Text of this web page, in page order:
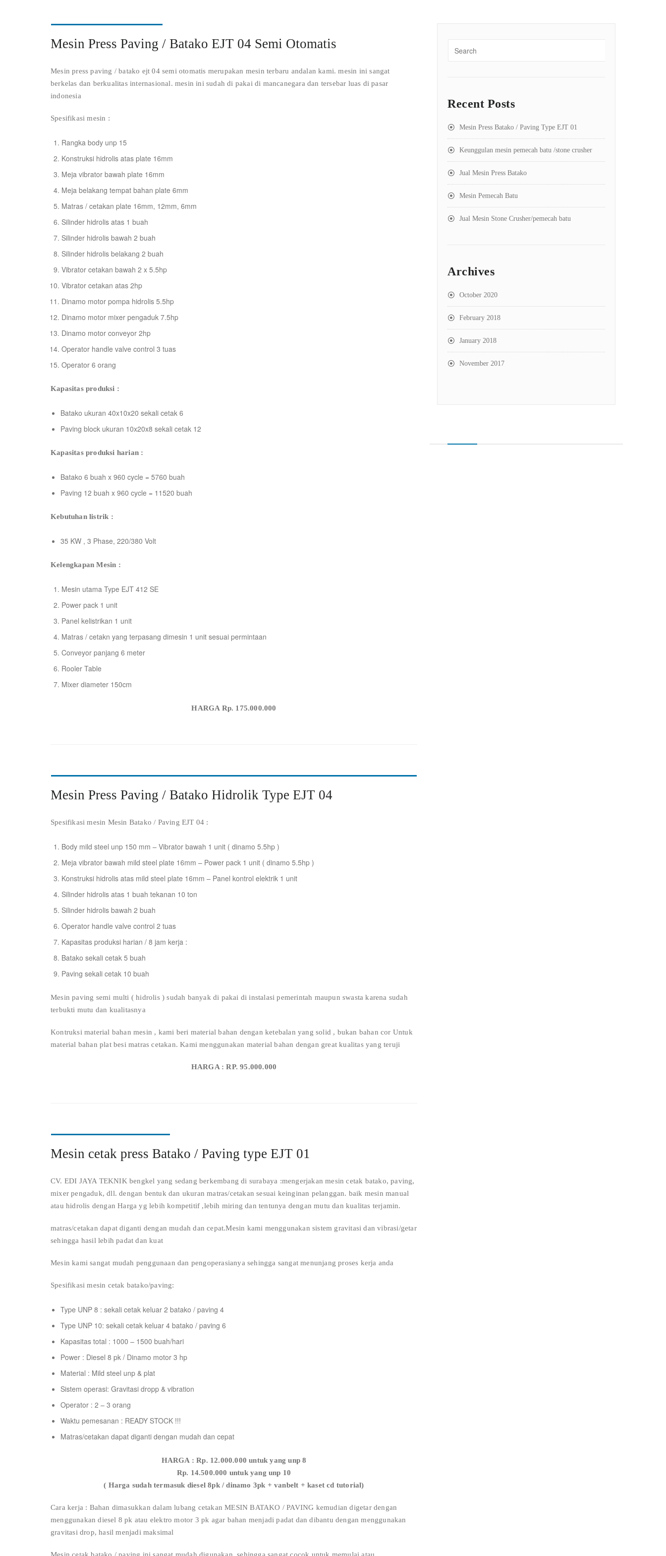
Mesin Press Paving / Batako EJT 04 Semi Otomatis
Mesin press paving / batako ejt 04 semi otomatis merupakan mesin terbaru andalan kami. mesin ini sangat
berkelas dan berkualitas internasional. mesin ini sudah di pakai di mancanegara dan tersebar luas di pasar
indonesia
Spesifikasi mesin :
Rangka body unp 15
Konstruksi hidrolis atas plate 16mm
Meja vibrator bawah plate 16mm
Meja belakang tempat bahan plate 6mm
Matras / cetakan plate 16mm, 12mm, 6mm
Silinder hidrolis atas 1 buah
Silinder hidrolis bawah 2 buah
Silinder hidrolis belakang 2 buah
Vibrator cetakan bawah 2 x 5.5hp
Vibrator cetakan atas 2hp
Dinamo motor pompa hidrolis 5.5hp
Dinamo motor mixer pengaduk 7.5hp
Dinamo motor conveyor 2hp
Operator handle valve control 3 tuas
Operator 6 orang
Kapasitas produksi :
Batako ukuran 40x10x20 sekali cetak 6
Paving block ukuran 10x20x8 sekali cetak 12
Kapasitas produksi harian :
Batako 6 buah x 960 cycle = 5760 buah
Paving 12 buah x 960 cycle = 11520 buah
Kebutuhan listrik :
35 KW , 3 Phase, 220/380 Volt
Kelengkapan Mesin :
Mesin utama Type EJT 412 SE
Power pack 1 unit
Panel kelistrikan 1 unit
Matras / cetakn yang terpasang dimesin 1 unit sesuai permintaan
Conveyor panjang 6 meter
Rooler Table
Mixer diameter 150cm
HARGA Rp. 175.000.000
Mesin Press Paving / Batako Hidrolik Type EJT 04
Spesifikasi mesin Mesin Batako / Paving EJT 04 :
Body mild steel unp 150 mm – Vibrator bawah 1 unit ( dinamo 5.5hp )
Meja vibrator bawah mild steel plate 16mm – Power pack 1 unit ( dinamo 5.5hp )
Konstruksi hidrolis atas mild steel plate 16mm – Panel kontrol elektrik 1 unit
Silinder hidrolis atas 1 buah tekanan 10 ton
Silinder hidrolis bawah 2 buah
Operator handle valve control 2 tuas
Kapasitas produksi harian / 8 jam kerja :
Batako sekali cetak 5 buah
Paving sekali cetak 10 buah
Mesin paving semi multi ( hidrolis ) sudah banyak di pakai di instalasi pemerintah maupun swasta karena sudah
terbukti mutu dan kualitasnya
Kontruksi material bahan mesin , kami beri material bahan dengan ketebalan yang solid , bukan bahan cor Untuk
material bahan plat besi matras cetakan. Kami menggunakan material bahan dengan great kualitas yang teruji
HARGA : RP. 95.000.000
Mesin cetak press Batako / Paving type EJT 01
CV. EDI JAYA TEKNIK bengkel yang sedang berkembang di surabaya :mengerjakan mesin cetak batako, paving,
mixer pengaduk, dll. dengan bentuk dan ukuran matras/cetakan sesuai keinginan pelanggan. baik mesin manual
atau hidrolis dengan Harga yg lebih kompetitif ,lebih miring dan tentunya dengan mutu dan kualitas terjamin.
matras/cetakan dapat diganti dengan mudah dan cepat.Mesin kami menggunakan sistem gravitasi dan vibrasi/getar
sehingga hasil lebih padat dan kuat
Mesin kami sangat mudah penggunaan dan pengoperasianya sehingga sangat menunjang proses kerja anda
Spesifikasi mesin cetak batako/paving:
Type UNP 8 : sekali cetak keluar 2 batako / paving 4
Type UNP 10: sekali cetak keluar 4 batako / paving 6
Kapasitas total : 1000 – 1500 buah/hari
Power : Diesel 8 pk / Dinamo motor 3 hp
Material : Mild steel unp & plat
Sistem operasi: Gravitasi dropp & vibration
Operator : 2 – 3 orang
Waktu pemesanan : READY STOCK !!!
Matras/cetakan dapat diganti dengan mudah dan cepat
HARGA : Rp. 12.000.000 untuk yang unp 8
Rp. 14.500.000 untuk yang unp 10
( Harga sudah termasuk diesel 8pk / dinamo 3pk + vanbelt + kaset cd tutorial)
Cara kerja : Bahan dimasukkan dalam lubang cetakan MESIN BATAKO / PAVING kemudian digetar dengan
menggunakan diesel 8 pk atau elektro motor 3 pk agar bahan menjadi padat dan dibantu dengan menggunakan
gravitasi drop, hasil menjadi maksimal
Recent Posts
Mesin Press Batako / Paving Type EJT 01
Keunggulan mesin pemecah batu /stone crusher
Jual Mesin Press Batako
Mesin Pemecah Batu
Jual Mesin Stone Crusher/pemecah batu
Archives
October 2020
February 2018
January 2018
November 2017